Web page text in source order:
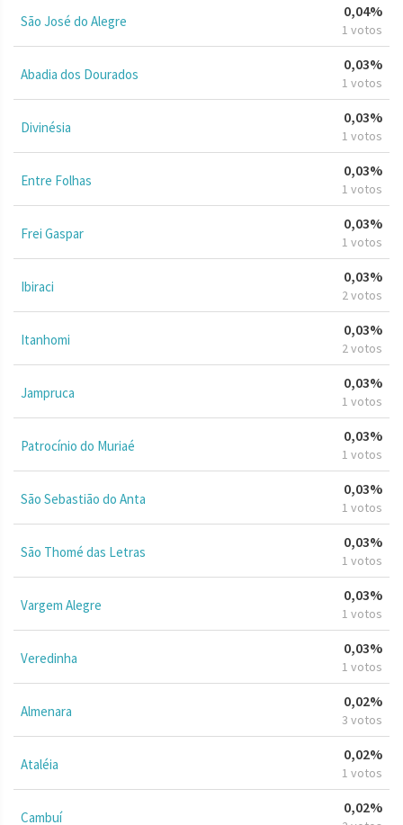
São José do Alegre
0,04%
1 votos
Abadia dos Dourados
0,03%
1 votos
Divinésia
0,03%
1 votos
Entre Folhas
0,03%
1 votos
Frei Gaspar
0,03%
1 votos
Ibiraci
0,03%
2 votos
Itanhomi
0,03%
2 votos
Jampruca
0,03%
1 votos
Patrocínio do Muriaé
0,03%
1 votos
São Sebastião do Anta
0,03%
1 votos
São Thomé das Letras
0,03%
1 votos
Vargem Alegre
0,03%
1 votos
Veredinha
0,03%
1 votos
Almenara
0,02%
3 votos
Ataléia
0,02%
1 votos
Cambuí
0,02%